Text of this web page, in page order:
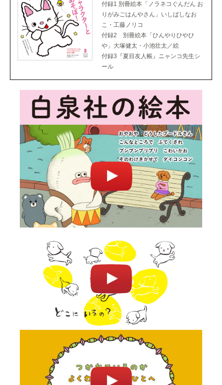
付録1 別冊絵本「ノラネコぐんだん お
りがみごはんやさん」いしばしなお
こ・工藤ノリコ
付録2 別冊絵本「ひんやりひやひ
や」大塚健太・小池壮太／絵
付録3『夏目友人帳』ニャンコ先生シ
ール